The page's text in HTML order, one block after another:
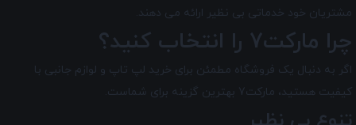
مشتریان خود خدماتی بی نظیر ارائه می دهند.
چرا مارکت7 را انتخاب کنید؟
اگر به دنبال یک فروشگاه مطمئن برای خرید لپ تاپ و لوازم جانبی با
کیفیت هستید، مارکت7 بهترین گزینه برای شماست.